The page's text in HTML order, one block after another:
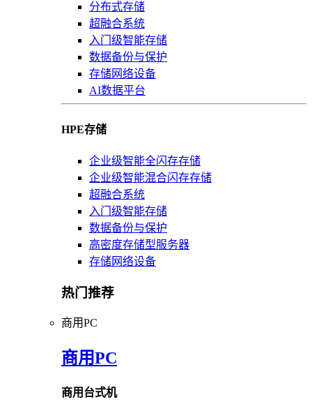
分布式存储
超融合系统
入门级智能存储
数据备份与保护
存储网络设备
AI数据平台
HPE存储
企业级智能全闪存存储
企业级智能混合闪存存储
超融合系统
入门级智能存储
数据备份与保护
高密度存储型服务器
存储网络设备
热门推荐
商用PC
商用PC
商用台式机